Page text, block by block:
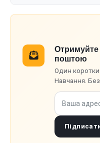
Отримуйте
поштою
Один
Навчання.
Ваша